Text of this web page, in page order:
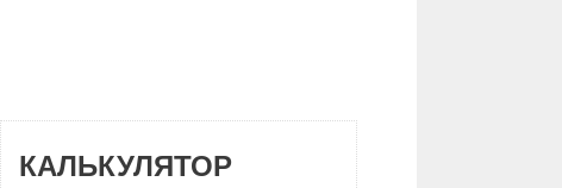
КАЛЬКУЛЯТОР